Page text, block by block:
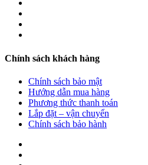
Chính sách khách hàng
Chính sách bảo mật
Hướng dẫn mua hàng
Phương thức thanh toán
Lắp đặt – vận chuyển
Chính sách bảo hành